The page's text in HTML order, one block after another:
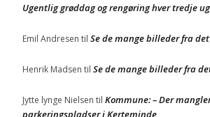
Ugentlig grøddag og rengøring hver tredje
Emil Andresen til Se de mange billeder fra
Henrik Madsen til Se de mange billeder fra
Jytte lynge Nielsen til Kommune: – Der
parkeringspladser i Kerteminde